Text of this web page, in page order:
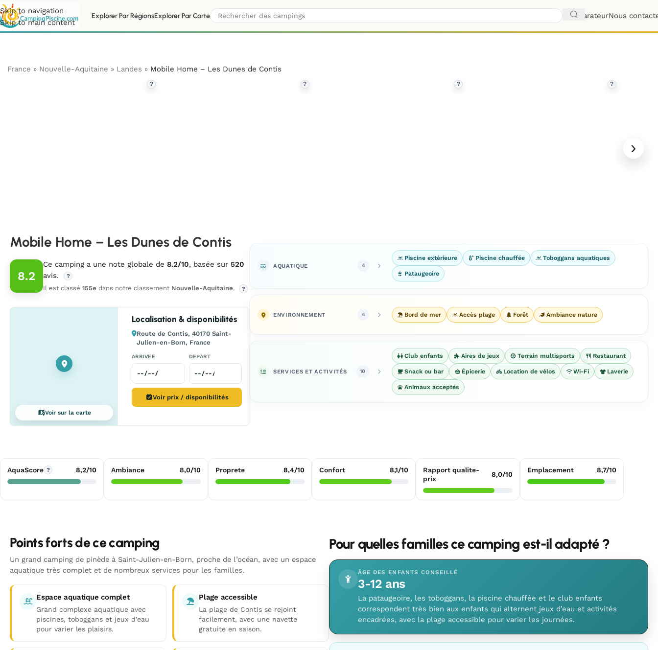
Skip to navigation
Skip to main content
Explorer Par RégionsExplorer Par Carte ComparateurNous
France » Nouvelle-Aquitaine » Landes » Mobile Home – Les Dunes de Contis
? ? ? ?
Mobile Home – Les Dunes de Contis
8.2
Ce camping a une note globale de 8.2/10, basée sur 520
avis.
?
Il est classé 155e dans notre classement Nouvelle-Aquitaine. ?
Voir sur la carte
Localisation & disponibilités
Route de Contis, 40170 Saint-
Julien-en-Born, France
ARRIVEE DEPART
Voir prix / disponibilités
AQUATIQUE 4
Piscine extérieure Piscine chauffée Toboggans aquatiques
Pataugeoire
ENVIRONNEMENT 4 Bord de mer Accès plage Forêt Ambiance nature
SERVICES ET ACTIVITÉS 10
Club enfants Aires de jeux Terrain multisports Restaurant
Snack ou bar Épicerie Location de vélos Wi-Fi Laverie
Animaux acceptés
AquaScore ? 8,2/10 Ambiance 8,0/10 Proprete 8,4/10 Confort 8,1/10
Rapport qualite-
prix
8,0/10
Emplacement 8,7/10
Points forts de ce camping
Un grand camping de pinède à Saint-Julien-en-Born, proche de l’océan, avec un espace
aquatique très complet et de nombreux services pour les familles.
Espace aquatique complet
Grand complexe aquatique avec
piscines, toboggans et jeux d’eau
pour varier les plaisirs.
Plage accessible
La plage de Contis se rejoint
facilement, avec une navette
gratuite en saison.
Pour quelles familles ce camping est-il adapté ?
ÂGE DES ENFANTS CONSEILLÉ
3-12 ans
La pataugeoire, les toboggans, la piscine chauffée et le club enfants
correspondent très bien aux enfants qui alternent jeux d’eau et activités
encadrées, avec la plage accessible pour varier les journées.